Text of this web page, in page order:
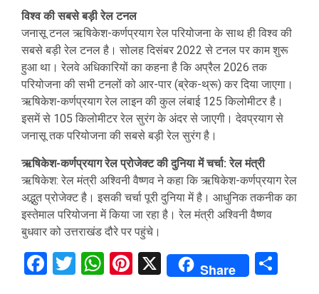
विश्व की सबसे बड़ी रेल टनल
जनासू टनल ऋषिकेश-कर्णप्रयाग रेल परियोजना के साथ ही विश्व की
सबसे बड़ी रेल टनल है। सोलह दिसंबर 2022 से टनल पर काम शुरू
हुआ था। रेलवे अधिकारियों का कहना है कि अप्रैल 2026 तक
परियोजना की सभी टनलों को आर-पार (ब्रेक-थ्रू) कर दिया जाएगा।
ऋषिकेश-कर्णप्रयाग रेल लाइन की कुल लंबाई 125 किलोमीटर है।
इसमें से 105 किलोमीटर रेल सुरंग के अंदर से जाएगी। देवप्रयाग से
जनासू तक परियोजना की सबसे बड़ी रेल सुरंग है।
ऋषिकेश-कर्णप्रयाग रेल प्रोजेक्ट की दुनिया में चर्चा: रेल मंत्री
ऋषिकेश: रेल मंत्री अश्विनी वैष्णव ने कहा कि ऋषिकेश-कर्णप्रयाग रेल
अद्भुत प्रोजेक्ट है। इसकी चर्चा पूरी दुनिया में है। आधुनिक तकनीक का
इस्तेमाल परियोजना में किया जा रहा है। रेल मंत्री अश्विनी वैष्णव
बुधवार को उत्तराखंड दौरे पर पहुंचे।
Facebook
Twitter
WhatsApp
Pinterest
X Share